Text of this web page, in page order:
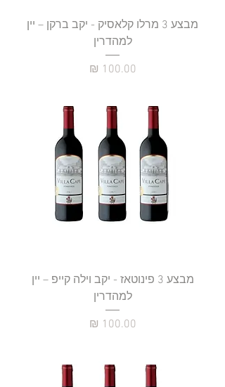
מבצע 3 מרלו קלאסיק - יקב ברקן – יין
למהדרין
מחיר
מבצע 3 פינוטאז - יקב וילה קייפ – יין
למהדרין
מחיר